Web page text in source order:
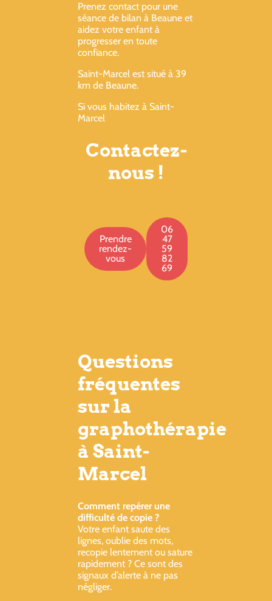
Prenez contact pour une
séance de bilan à Beaune et
aidez votre enfant à
progresser en toute
confiance.
Saint-Marcel est situé à 39
km de Beaune.
Si vous habitez à Saint-
Marcel
Contactez-
nous !
Prendre
rendez-
vous
06
47
59
82
69
Questions
fréquentes
sur la
graphothérapie
à Saint-
Marcel
Comment repérer une
difficulté de copie ?
Votre enfant saute des
lignes, oublie des mots,
recopie lentement ou sature
rapidement ? Ce sont des
signaux d’alerte à ne pas
négliger.